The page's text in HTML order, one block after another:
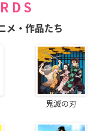
メ・作品たち
鬼滅の刃